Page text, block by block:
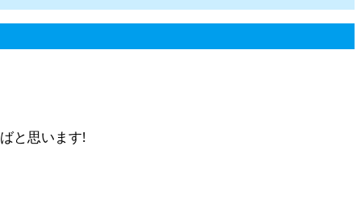
と思います!